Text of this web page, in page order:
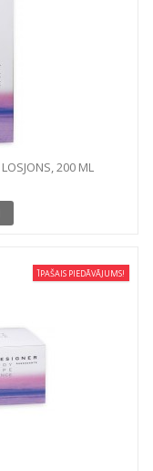
200 ML
ĪPAŠAIS PIEDĀVĀJUMS!